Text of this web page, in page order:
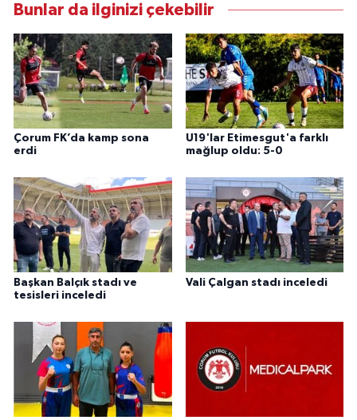
Bunlar da ilginizi çekebilir
Çorum FK’da kamp sona
erdi
U19'lar Etimesgut'a farklı
mağlup oldu: 5-0
Başkan Balçık stadı ve
tesisleri inceledi
Vali Çalgan stadı inceledi